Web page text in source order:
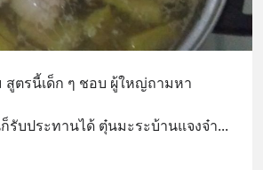
สูตรนี้เด็ก ๆ ชอบ ผู้ใหญ่ถามหา
ก็รับประทานได้ ตุ๋นมะระบ้านแจงจ๋า...